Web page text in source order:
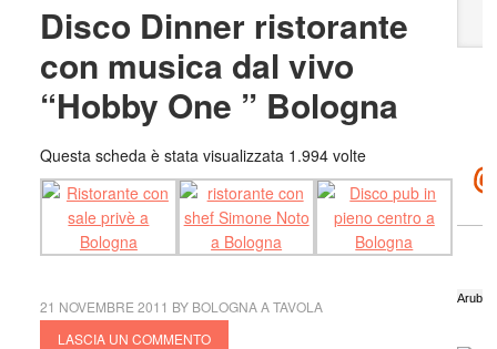
Disco Dinner ristorante
con musica dal vivo
“Hobby One ” Bologna
Questa scheda è stata visualizzata 1.994 volte
21 NOVEMBRE 2011 BY BOLOGNA A TAVOLA
LASCIA UN COMMENTO